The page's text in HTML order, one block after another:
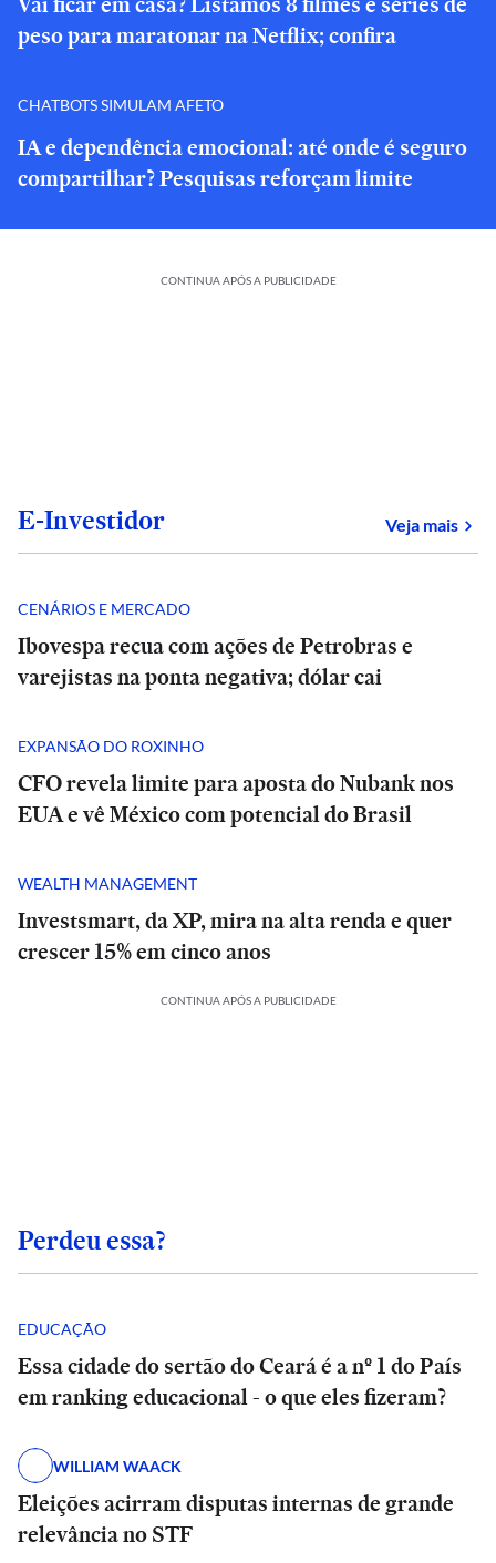
peso para maratonar na Netflix; confira
CHATBOTS SIMULAM AFETO
IA e dependência emocional: até onde é seguro
compartilhar? Pesquisas reforçam limite
CONTINUA APÓS A PUBLICIDADE
E-Investidor Veja mais
CENÁRIOS E MERCADO
Ibovespa recua com ações de Petrobras e
varejistas na ponta negativa; dólar cai
EXPANSÃO DO ROXINHO
CFO revela limite para aposta do Nubank nos
EUA e vê México com potencial do Brasil
WEALTH MANAGEMENT
Investsmart, da XP, mira na alta renda e quer
crescer 15% em cinco anos
CONTINUA APÓS A PUBLICIDADE
Perdeu essa?
EDUCAÇÃO
Essa cidade do sertão do Ceará é a nº 1 do País
em ranking educacional - o que eles fizeram?
WILLIAM WAACK
Eleições acirram disputas internas de grande
relevância no STF